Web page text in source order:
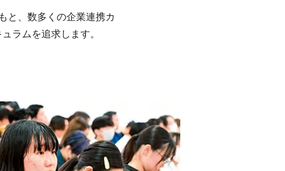
と、数多くの企業連携カ
ラムを追求します。